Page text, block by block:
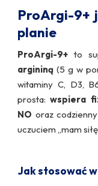
ProArgi-9+
planie
ProArgi-9+to
argininą (5 g w
witaminy C, D3,
prosta:wspiera
NO oraz
uczuciem „mam
Jak stosować